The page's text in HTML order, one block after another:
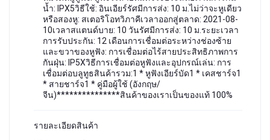
น้ำ: IPX5วิธีใช้: อินเอียร์รัศมีการส่ง: 10 ม.ไม่ว่าจะหูเดียว
หรือสองหู: สเตอริโอทวิภาคีเวลาออกสู่ตลาด: 2021-08-
10เวลาสแตนด์บาย: 10 วันรัศมีการส่ง: 10 ม.ระยะเวลา
การรับประกัน: 12 เดือนการเชื่อมต่อระหว่างช่องซ้าย
และขวาของหูฟัง: การเชื่อมต่อไร้สายประสิทธิภาพการ
กันฝุ่น: IP5Xวิธีการเชื่อมต่อหูฟังและอุปกรณ์เล่น: การ
เชื่อมต่อบลูทูธสินค้ารวม:1 * หูฟังเอียร์บัด1 * เคสชาร์จ1
* สายชาร์จ1 * คู่มือผู้ใช้ (อังกฤษ/
จีน)***************สินค้าของเราเป็นของแท้ 100%
รายละเอียดสินค้า